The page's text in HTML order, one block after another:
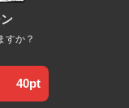
すか？
40pt